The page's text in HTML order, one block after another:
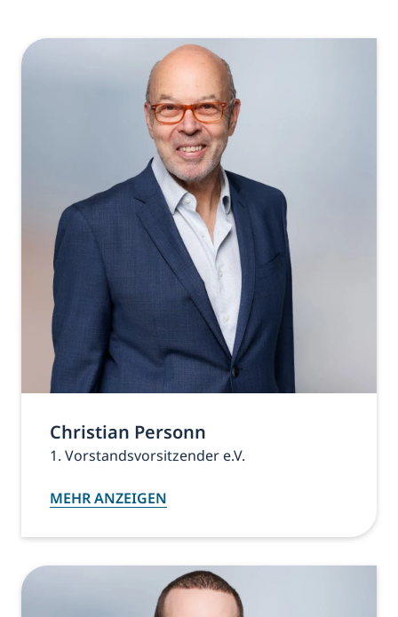
Christian Personn
1. Vorstandsvorsitzender e.V.
MEHR ANZEIGEN